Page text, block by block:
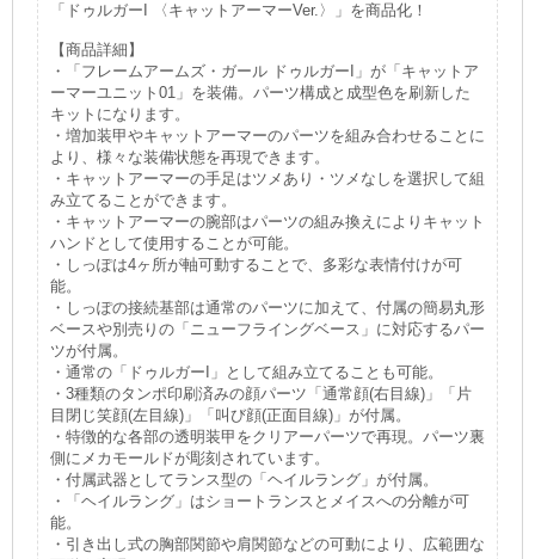
「ドゥルガーI 〈キャットアーマーVer.〉」を商品化！
【商品詳細】
・「フレームアームズ・ガール ドゥルガーI」が「キャットア
ーマーユニット01」を装備。パーツ構成と成型色を刷新した
キットになります。
・増加装甲やキャットアーマーのパーツを組み合わせることに
より、様々な装備状態を再現できます。
・キャットアーマーの手足はツメあり・ツメなしを選択して組
み立てることができます。
・キャットアーマーの腕部はパーツの組み換えによりキャット
ハンドとして使用することが可能。
・しっぽは4ヶ所が軸可動することで、多彩な表情付けが可
能。
・しっぽの接続基部は通常のパーツに加えて、付属の簡易丸形
ベースや別売りの「ニューフライングベース」に対応するパー
ツが付属。
・通常の「ドゥルガーI」として組み立てることも可能。
・3種類のタンポ印刷済みの顔パーツ「通常顔(右目線)」「片
目閉じ笑顔(左目線)」「叫び顔(正面目線)」が付属。
・特徴的な各部の透明装甲をクリアーパーツで再現。パーツ裏
側にメカモールドが彫刻されています。
・付属武器としてランス型の「ヘイルラング」が付属。
・「ヘイルラング」はショートランスとメイスへの分離が可
能。
・引き出し式の胸部関節や肩関節などの可動により、広範囲な